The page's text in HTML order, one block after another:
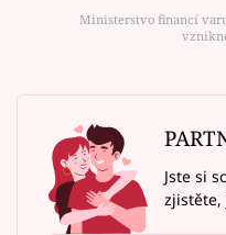
Ministerstvo financí
Jste si
zjistěte,